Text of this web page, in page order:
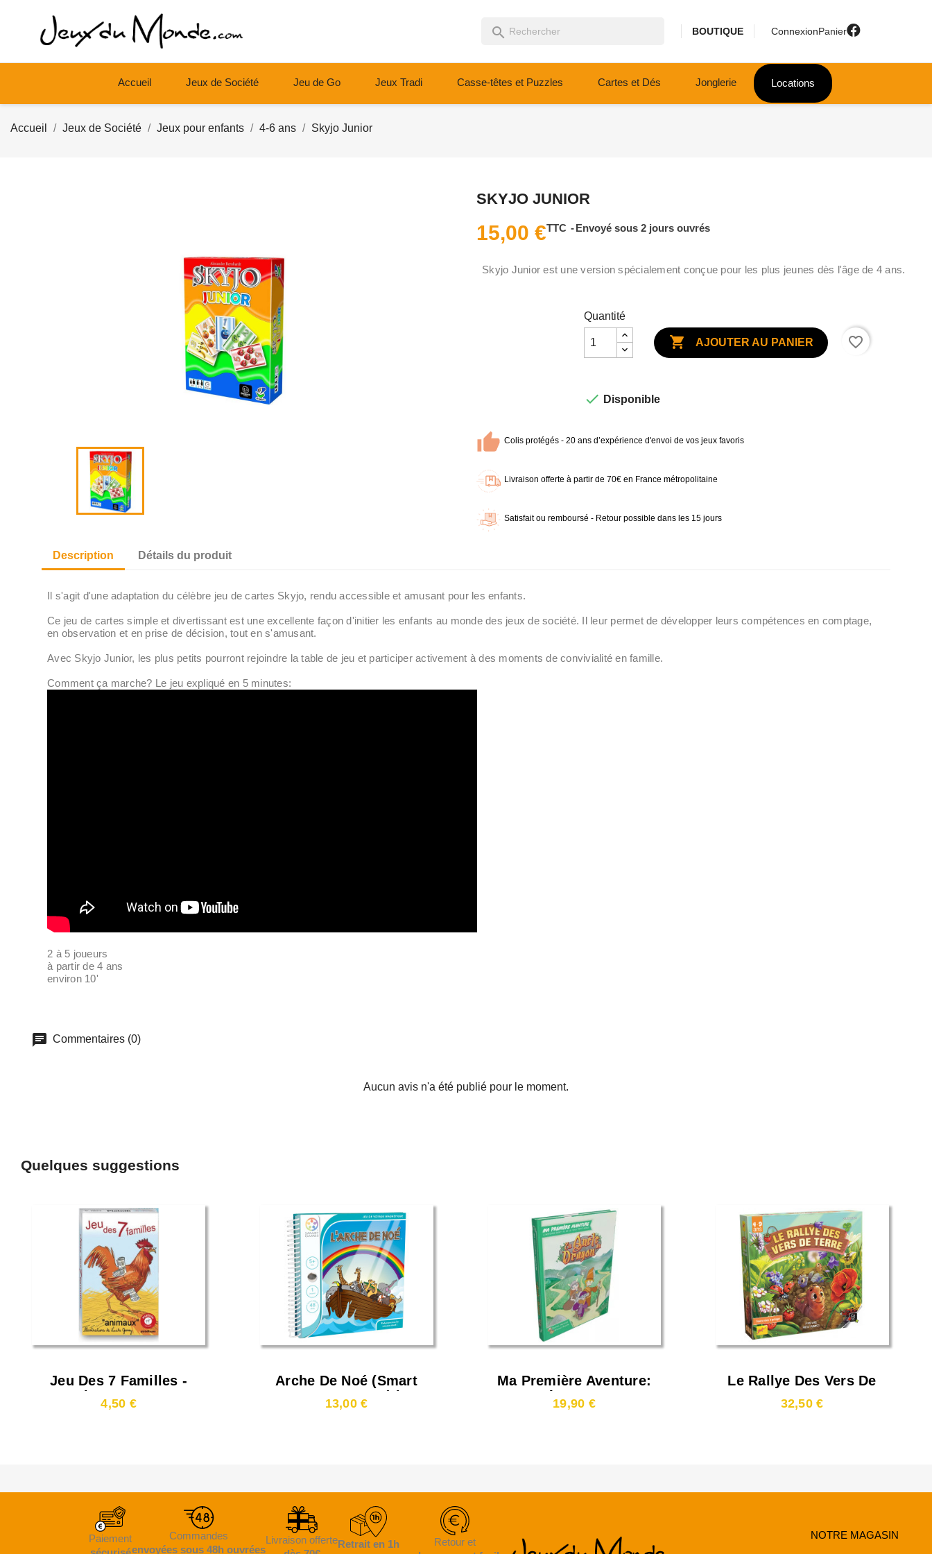
search BOUTIQUE ConnexionPanier
Accueil Jeux de Société Jeu de Go Jeux Tradi Casse-têtes et Puzzles Cartes et Dés Jonglerie Locations
Accueil Jeux de Société Jeux pour enfants 4-6 ans Skyjo Junior
SKYJO JUNIOR
15,00 €TTC Envoyé sous 2 jours ouvrés
Skyjo Junior est une version spécialement conçue pour les plus jeunes dès l'âge de 4 ans.
Quantité
 AJOUTER AU PANIER favorite_border
 Disponible
Colis protégés - 20 ans d’expérience d'envoi de vos jeux favoris
Livraison offerte à partir de 70€ en France métropolitaine
Satisfait ou remboursé - Retour possible dans les 15 jours
Description Détails du produit
Il s'agit d'une adaptation du célèbre jeu de cartes Skyjo, rendu accessible et amusant pour les enfants.
Ce jeu de cartes simple et divertissant est une excellente façon d'initier les enfants au monde des jeux de société. Il leur permet de développer leurs compétences en comptage,
en observation et en prise de décision, tout en s'amusant.
Avec Skyjo Junior, les plus petits pourront rejoindre la table de jeu et participer activement à des moments de convivialité en famille.
Comment ça marche? Le jeu expliqué en 5 minutes:
2 à 5 joueurs
à partir de 4 ans
environ 10'
Commentaires (0)
Aucun avis n'a été publié pour le moment.
Quelques suggestions
Jeu Des 7 Familles -
Animaux Ferme
4,50 €
Arche De Noé (Smart
Games - Magnétic
Travel)
13,00 €
Ma Première Aventure:
En Quête Du Dragon
19,90 €
Le Rallye Des Vers De
Terre
32,50 €
Paiement
Commandes
envoyées sous 48h ouvrées
Livraison offerteRetrait en 1h
Retour et
NOTRE MAGASIN